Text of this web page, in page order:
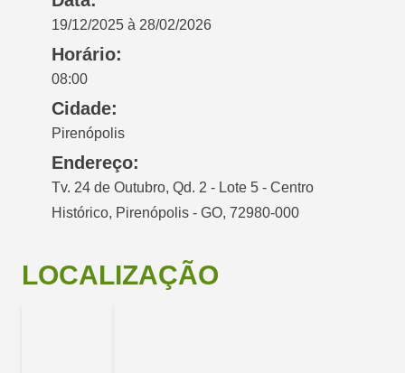
19/12/2025 à 28/02/2026
Horário:
08:00
Cidade:
Pirenópolis
Endereço:
Tv. 24 de Outubro, Qd. 2 - Lote 5 - Centro
Histórico, Pirenópolis - GO, 72980-000
LOCALIZAÇÃO